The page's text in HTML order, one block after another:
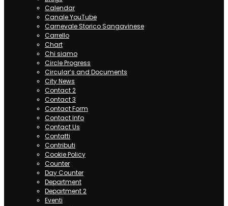
Calendar
Canale YouTube
Carnevale Storico Sangavinese
Carrello
Chart
Chi siamo
Circle Progress
Circular’s and Documents
City News
Contact 2
Contact 3
Contact Form
Contact Info
Contact Us
Contatti
Contributi
Cookie Policy
Counter
Day Counter
Department
Department 2
Eventi